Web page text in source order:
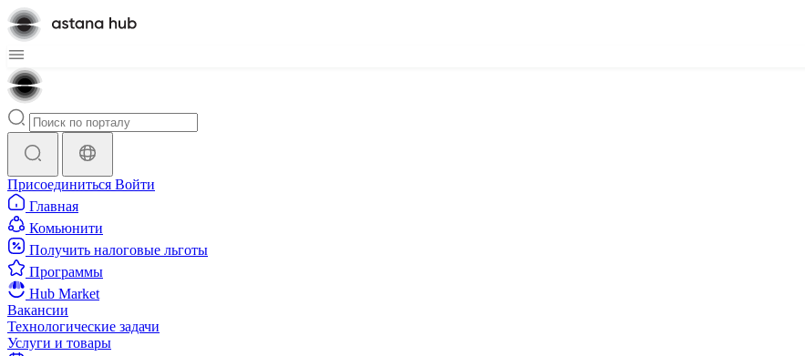
Присоединиться Войти
Главная
Комьюнити
Получить налоговые льготы
Программы
Hub Market
Вакансии
Технологические задачи
Услуги и товары